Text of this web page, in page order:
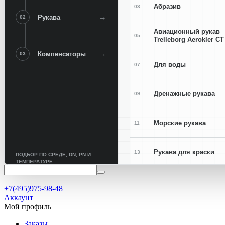
02 Рукава →
03 Компенсаторы →
ПОДБОР ПО СРЕДЕ, DN, PN И
ТЕМПЕРАТУРЕ
03 Абразив
05
Авиационный рукав
Trelleborg Aerokler CT
07 Для воды
09 Дренажные рукава
11 Морские рукава
13 Рукава для краски
+7(495)975-98-48
Аккаунт
Мой профиль